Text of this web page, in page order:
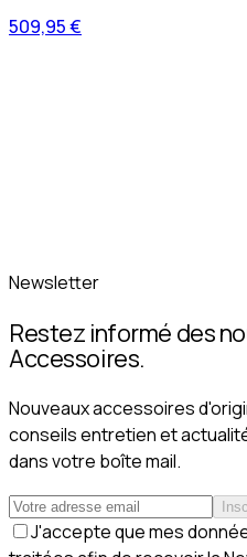
509,95 €
Newsletter
Restez informé des
Accessoires.
Nouveaux accessoires
conseils entretien et
dans votre boîte mail.
J'accepte que mes